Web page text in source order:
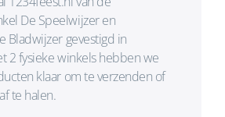
De Speelwijzer en
Bladwijzer gevestigd in
2 fysieke winkels hebben we
klaar om te verzenden of
te halen.